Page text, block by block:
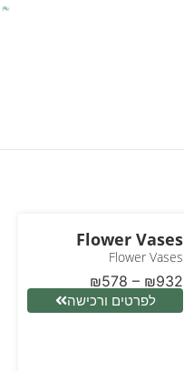
Flower Vases
Flower Vases
₪578 – ₪932
לפרטים ורכישה